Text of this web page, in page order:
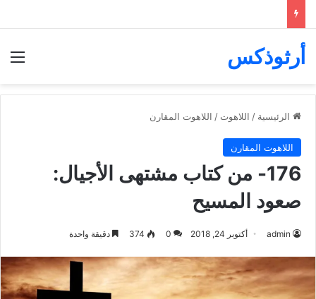
أرثوذكس
الرئيسية / اللاهوت / اللاهوت المقارن
اللاهوت المقارن
176- من كتاب مشتهى الأجيال:
صعود المسيح
admin أكتوبر 24, 2018 0
374 دقيقة واحدة